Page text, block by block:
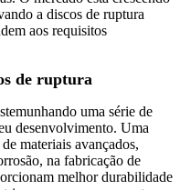
a discos de ruptura
aos requisitos
de ruptura
uma série de
desenvolvimento. Uma
materiais avançados,
na fabricação de
melhor durabilidade